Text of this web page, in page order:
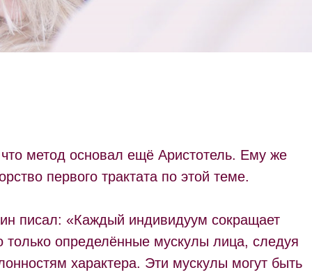
метод основал ещё Аристотель. Ему же
первого трактата по этой теме.
писал: «Каждый индивидуум сокращает
только определённые мускулы лица, следуя
характера. Эти мускулы могут быть